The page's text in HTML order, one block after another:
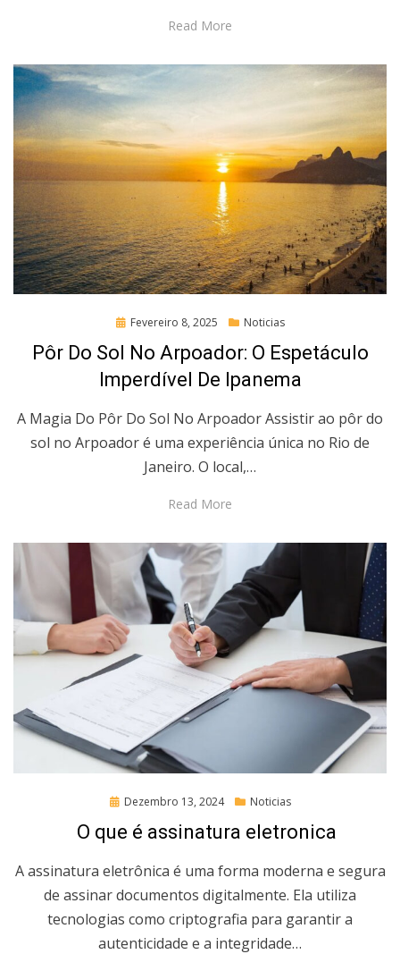
Read More
Posted
Fevereiro 8, 2025 Noticias
Pôr Do Sol No Arpoador: O Espetáculo
Imperdível De Ipanema
A Magia Do Pôr Do Sol No Arpoador Assistir ao pôr do
sol no Arpoador é uma experiência única no Rio de
Janeiro. O local,…
Read More
PostedDezembro 13, 2024 Noticias
O que é assinatura eletronica
A assinatura eletrônica é uma forma moderna e segura
de assinar documentos digitalmente. Ela utiliza
tecnologias como criptografia para garantir a
autenticidade e a integridade…